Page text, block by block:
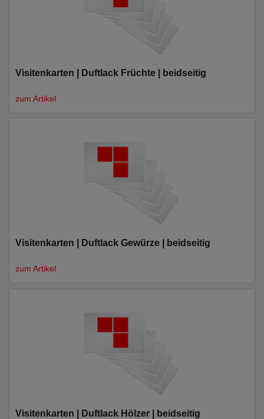
Visitenkarten | Duftlack Früchte | beidseitig
zum Artikel
Visitenkarten | Duftlack Gewürze | beidseitig
zum Artikel
Visitenkarten | Duftlack Hölzer | beidseitig